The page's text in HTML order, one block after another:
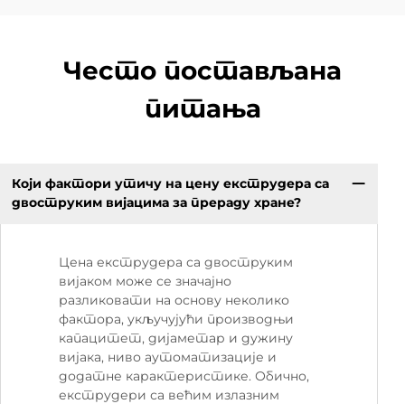
Често постављана
питања
Који фактори утичу на цену екструдера са
двоструким вијацима за прераду хране?
Цена екструдера са двоструким
вијаком може се значајно
разликовати на основу неколико
фактора, укључујући производњи
капацитет, дијаметар и дужину
вијака, ниво аутоматизације и
додатне карактеристике. Обично,
екструдери са већим излазним